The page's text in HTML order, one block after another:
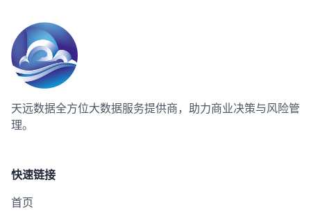
天远数据全方位大数据服务提供商，助力商业决策与风险管
理。
快速链接
首页